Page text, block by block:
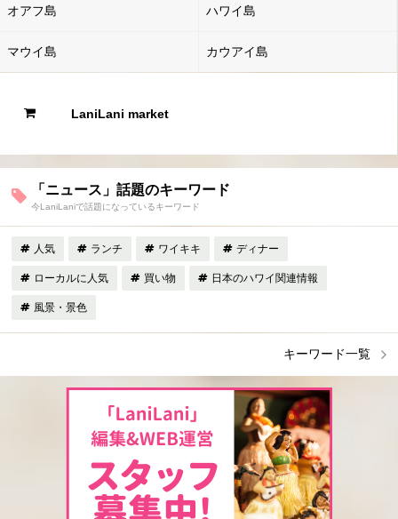
オアフ島 ハワイ島
マウイ島 カウアイ島
LaniLani market
「ニュース」話題のキーワード
今LaniLaniで話題になっているキーワード
人気 ランチ ワイキキ ディナー
ローカルに人気 買い物 日本のハワイ関連情報
風景・景色
キーワード一覧